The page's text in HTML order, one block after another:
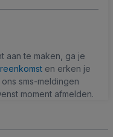
aan te maken, ga je
en erken je
sms-meldingen
moment afmelden.